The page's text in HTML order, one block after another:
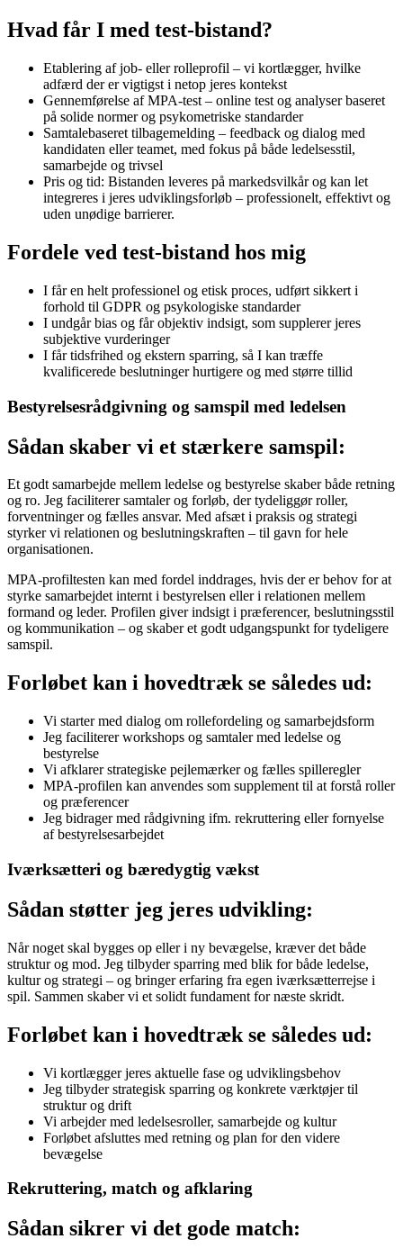
Hvad får I med test-bistand?
Etablering af job- eller rolleprofil – vi kortlægger, hvilke
adfærd der er vigtigst i netop jeres kontekst
Gennemførelse af MPA-test – online test og analyser baseret
på solide normer og psykometriske standarder
Samtalebaseret tilbagemelding – feedback og dialog med
kandidaten eller teamet, med fokus på både ledelsesstil,
samarbejde og trivsel
Pris og tid: Bistanden leveres på markedsvilkår og kan let
integreres i jeres udviklingsforløb – professionelt, effektivt og
uden unødige barrierer.
Fordele ved test-bistand hos mig
I får en helt professionel og etisk proces, udført sikkert i
forhold til GDPR og psykologiske standarder
I undgår bias og får objektiv indsigt, som supplerer jeres
subjektive vurderinger
I får tidsfrihed og ekstern sparring, så I kan træffe
kvalificerede beslutninger hurtigere og med større tillid
Bestyrelsesrådgivning og samspil med ledelsen
Sådan skaber vi et stærkere samspil:
Et godt samarbejde mellem ledelse og bestyrelse skaber både retning
og ro. Jeg faciliterer samtaler og forløb, der tydeliggør roller,
forventninger og fælles ansvar. Med afsæt i praksis og strategi
styrker vi relationen og beslutningskraften – til gavn for hele
organisationen.
MPA-profiltesten kan med fordel inddrages, hvis der er behov for at
styrke samarbejdet internt i bestyrelsen eller i relationen mellem
formand og leder. Profilen giver indsigt i præferencer, beslutningsstil
og kommunikation – og skaber et godt udgangspunkt for tydeligere
samspil.
Forløbet kan i hovedtræk se således ud:
Vi starter med dialog om rollefordeling og samarbejdsform
Jeg faciliterer workshops og samtaler med ledelse og
bestyrelse
Vi afklarer strategiske pejlemærker og fælles spilleregler
MPA-profilen kan anvendes som supplement til at forstå roller
og præferencer
Jeg bidrager med rådgivning ifm. rekruttering eller fornyelse
af bestyrelsesarbejdet
Iværksætteri og bæredygtig vækst
Sådan støtter jeg jeres udvikling:
Når noget skal bygges op eller i ny bevægelse, kræver det både
struktur og mod. Jeg tilbyder sparring med blik for både ledelse,
kultur og strategi – og bringer erfaring fra egen iværksætterrejse i
spil. Sammen skaber vi et solidt fundament for næste skridt.
Forløbet kan i hovedtræk se således ud:
Vi kortlægger jeres aktuelle fase og udviklingsbehov
Jeg tilbyder strategisk sparring og konkrete værktøjer til
struktur og drift
Vi arbejder med ledelsesroller, samarbejde og kultur
Forløbet afsluttes med retning og plan for den videre
bevægelse
Rekruttering, match og afklaring
Sådan sikrer vi det gode match: